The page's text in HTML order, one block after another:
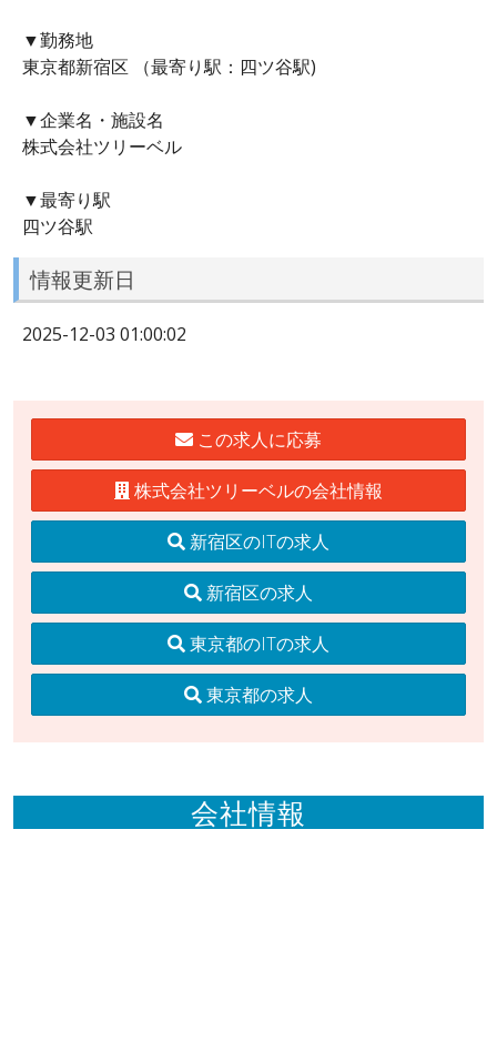
▼勤務地
東京都新宿区 （最寄り駅：四ツ谷駅)
▼企業名・施設名
株式会社ツリーベル
▼最寄り駅
四ツ谷駅
情報更新日
2025-12-03 01:00:02
この求人に応募
株式会社ツリーベルの会社情報
新宿区のITの求人
新宿区の求人
東京都のITの求人
東京都の求人
会社情報